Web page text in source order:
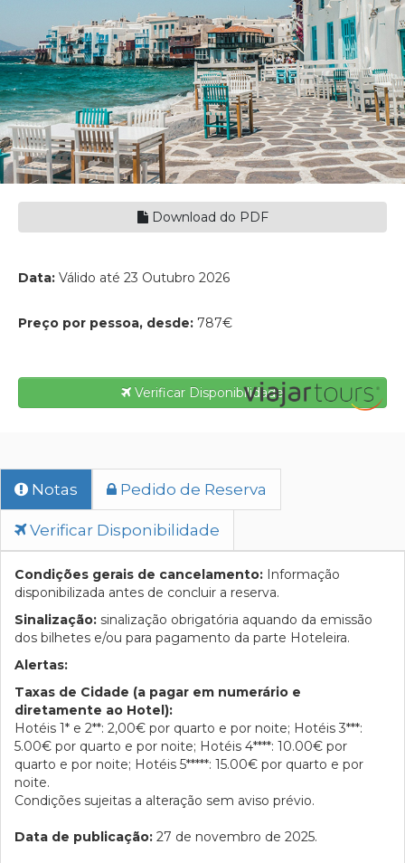
Download do PDF
Data: Válido até 23 Outubro 2026
Preço por pessoa, desde: 787€
Verificar Disponibilidade
Notas Pedido de Reserva
Verificar Disponibilidade
Condições gerais de cancelamento: Informação
disponibilizada antes de concluir a reserva.
Sinalização: sinalização obrigatória aquando da emissão
dos bilhetes e/ou para pagamento da parte Hoteleira.
Alertas:
Taxas de Cidade (a pagar em numerário e
diretamente ao Hotel):
Hotéis 1* e 2**: 2,00€ por quarto e por noite; Hotéis 3***:
5.00€ por quarto e por noite; Hotéis 4****: 10.00€ por
quarto e por noite; Hotéis 5*****: 15.00€ por quarto e por
noite.
Condições sujeitas a alteração sem aviso prévio.
Data de publicação: 27 de novembro de 2025.